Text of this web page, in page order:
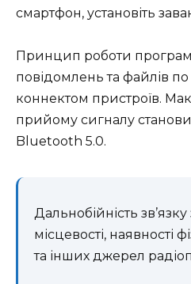
смартфон, установіть
Принцип роботи
повідомлень та файлів
коннектом пристроїв.
прийому сигналу
Bluetooth 5.0.
Дальнобійність
місцевості, наявності
та інших джерел